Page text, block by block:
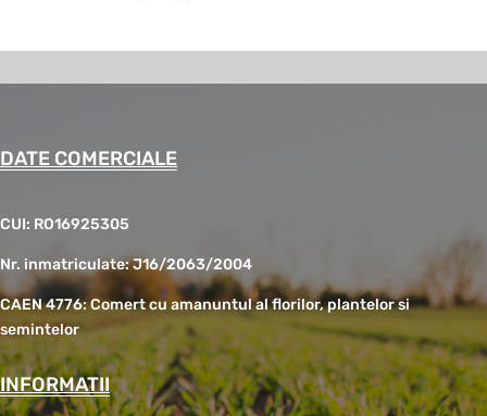
DATE COMERCIALE
CUI: RO16925305
Nr. inmatriculate: J16/2063/2004
CAEN 4776: Comert cu amanuntul al florilor, plantelor si
semintelor
INFORMATII